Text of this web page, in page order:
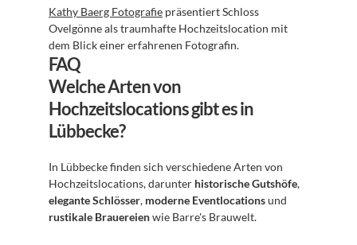
Kathy Baerg Fotografie präsentiert Schloss
Ovelgönne als traumhafte Hochzeitslocation mit
dem Blick einer erfahrenen Fotografin.
FAQ
Welche Arten von
Hochzeitslocations gibt es in
Lübbecke?
In Lübbecke finden sich verschiedene Arten von
Hochzeitslocations, darunter historische Gutshöfe
elegante Schlösser, moderne Eventlocations
rustikale Brauereien wie Barre's Brauwelt.